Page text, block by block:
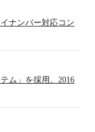
ナンバー対応コン
ム」を採用。2016